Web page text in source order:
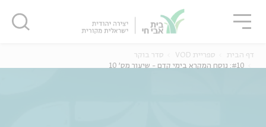
דף הבית ספריית VOD
סדר בוקר
#10: נוסח המקרא בימי קדם - שיעור מס' 10
סגור